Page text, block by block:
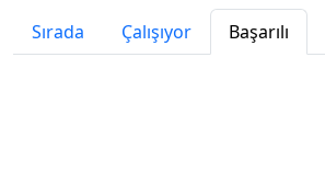
Sırada
Çalışıyor Başarılı